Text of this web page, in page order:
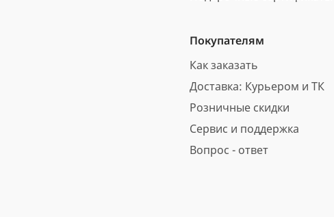
Покупателям
Как заказать
Доставка: Курьером и ТК
Розничные скидки
Сервис и поддержка
Вопрос - ответ